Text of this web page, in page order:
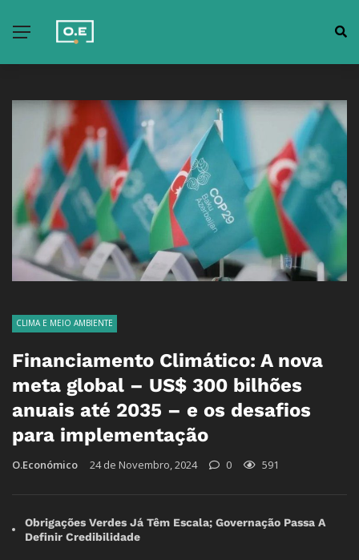
CLIMA E MEIO AMBIENTE
Financiamento Climático: A nova
meta global – US$ 300 bilhões
anuais até 2035 – e os desafios
para implementação
O.Económico 24 de Novembro, 2024 0 591
Obrigações Verdes Já Têm Escala; Governação Passa A
Definir Credibilidade